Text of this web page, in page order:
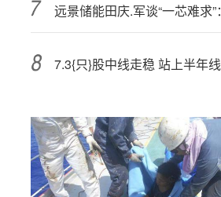
7.3{只}股中线走稳 站上半年线